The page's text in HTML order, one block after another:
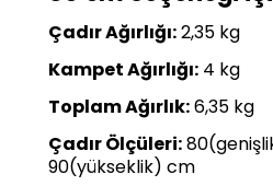
Çadır Ağırlığı:2,35 kg
Kampet Ağırlığı: 4 kg
Toplam Ağırlık:6,35 kg
Çadır Ölçüleri:
90(yükseklik) cm